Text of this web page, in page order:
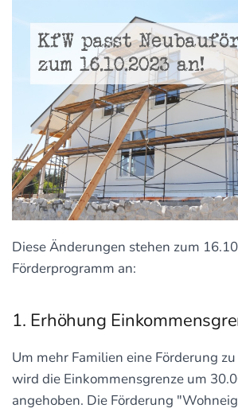
Diese Änderungen stehen zum
Förderprogramm an:
1. Erhöhung
Um mehr Familien eine Förderung
wird die Einkommensgrenze um
angehoben. Die Förderung